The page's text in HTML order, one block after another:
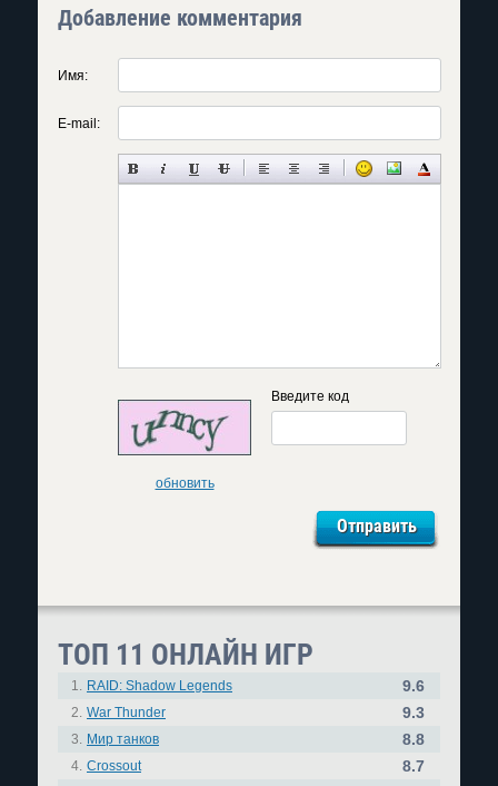
Добавление комментария
Имя:
E-mail:
обновить
Введите код
ТОП 11 ОНЛАЙН ИГР
1. RAID: Shadow Legends 9.6
2. War Thunder 9.3
3. Мир танков 8.8
4. Crossout 8.7